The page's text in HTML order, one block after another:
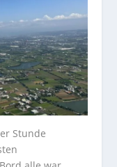
Stunde